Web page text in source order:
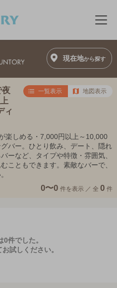
メ
現在地から探す
夜
ィ
一覧表示 地図表示
楽しめる・7,000円以上～10,000
バー。ひとり飲み、デート、隠れ
ーなど、タイプや特徴・雰囲気、
こともできます。素敵なバーで、
0〜0 件を表示 ／ 全 0 件
0件でした。
試しください。